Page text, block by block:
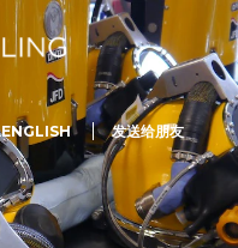
ENGLISH 发送给朋友